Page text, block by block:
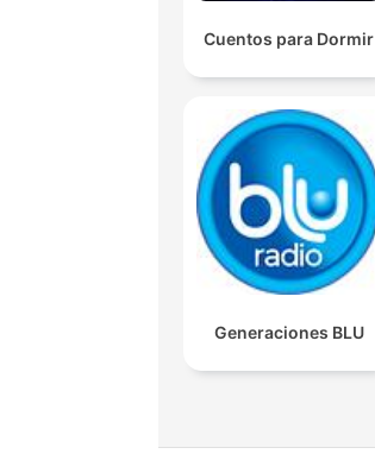
Cuentos para Dormir
Generaciones BLU